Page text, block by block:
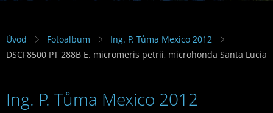
Úvod Fotoalbum
Ing. P. Tůma Mexico 2012
DSCF8500 PT 288B E. micromeris petrii, microhonda Santa Lucia
Ing. P. Tůma Mexico 2012